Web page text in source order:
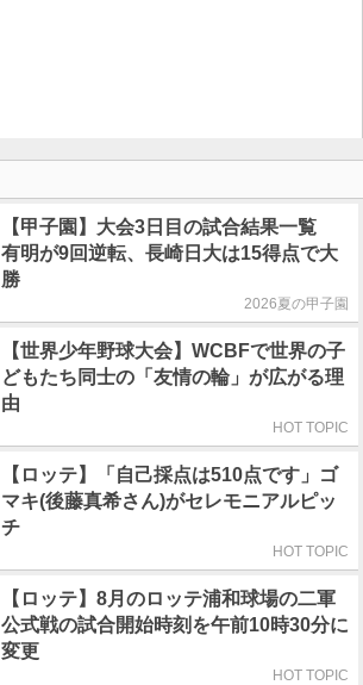
【甲子園】大会3日目の試合結果一覧
有明が9回逆転、長崎日大は15得点で大
勝
2026夏の甲子園
【世界少年野球大会】WCBFで世界の子
どもたち同士の「友情の輪」が広がる理
由
HOT TOPIC
【ロッテ】「自己採点は510点です」ゴ
マキ(後藤真希さん)がセレモニアルピッ
チ
HOT TOPIC
【ロッテ】8月のロッテ浦和球場の二軍
公式戦の試合開始時刻を午前10時30分に
変更
HOT TOPIC